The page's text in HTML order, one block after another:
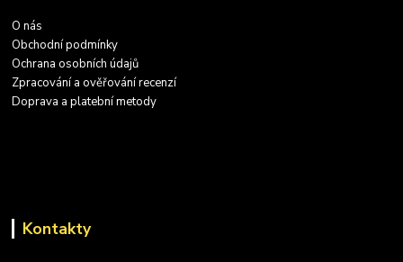
O nás
Obchodní podmínky
Ochrana osobních údajů
Zpracování a ověřování recenzí
Doprava a platební metody
Kontakty